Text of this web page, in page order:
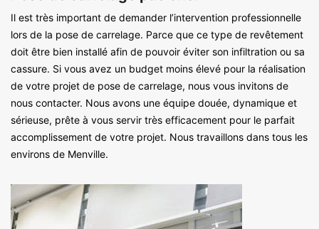
Il est très important de demander l’intervention professionnelle
lors de la pose de carrelage. Parce que ce type de revêtement
doit être bien installé afin de pouvoir éviter son infiltration ou sa
cassure. Si vous avez un budget moins élevé pour la réalisation
de votre projet de pose de carrelage, nous vous invitons de
nous contacter. Nous avons une équipe douée, dynamique et
sérieuse, prête à vous servir très efficacement pour le parfait
accomplissement de votre projet. Nous travaillons dans tous les
environs de Menville.